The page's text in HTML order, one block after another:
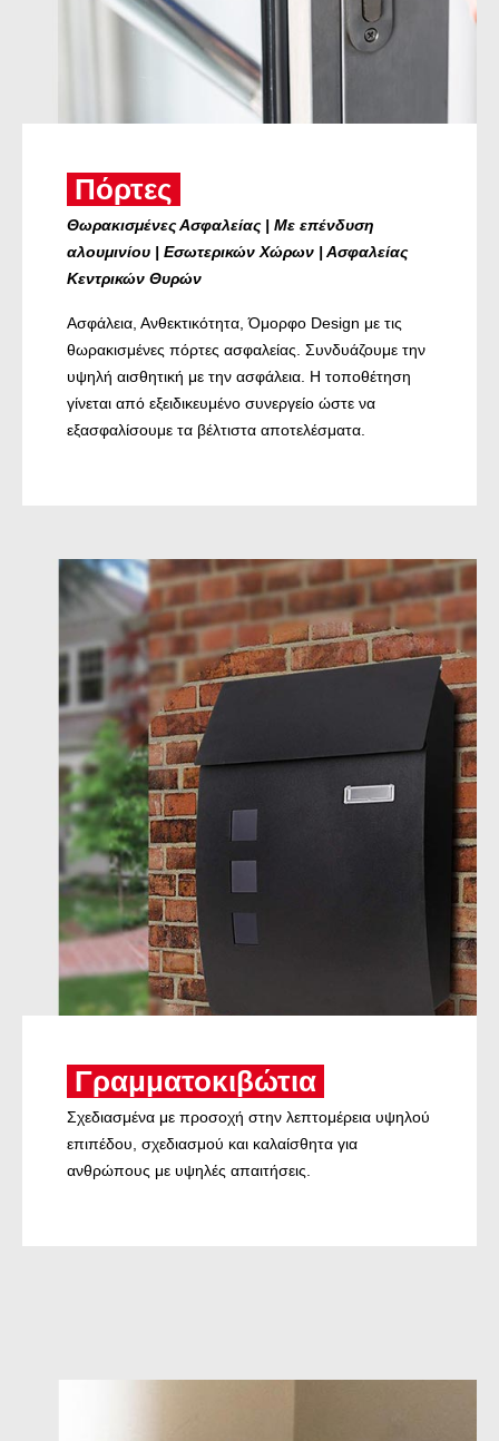
Πόρτες
Θωρακισμένες Ασφαλείας | Με επένδυση
αλουμινίου | Εσωτερικών Χώρων | Ασφαλείας
Κεντρικών Θυρών
Ασφάλεια, Ανθεκτικότητα, Όμορφο Design με τις
θωρακισμένες πόρτες ασφαλείας. Συνδυάζουμε την
υψηλή αισθητική με την ασφάλεια. Η τοποθέτηση
γίνεται από εξειδικευμένο συνεργείο ώστε να
εξασφαλίσουμε τα βέλτιστα αποτελέσματα.
Γραμματοκιβώτια
Σχεδιασμένα με προσοχή στην λεπτομέρεια υψηλού
επιπέδου, σχεδιασμού και καλαίσθητα για
ανθρώπους με υψηλές απαιτήσεις.